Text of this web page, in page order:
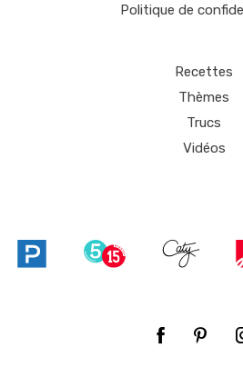
Politique de
Recettes
Thèmes
Trucs
Vidéos